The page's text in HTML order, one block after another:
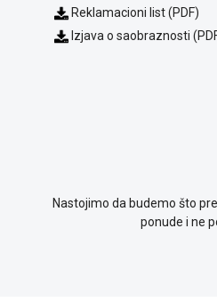
Reklamacioni list (PDF)
Izjava o saobraznosti
Nastojimo da budemo što
ponude i ne